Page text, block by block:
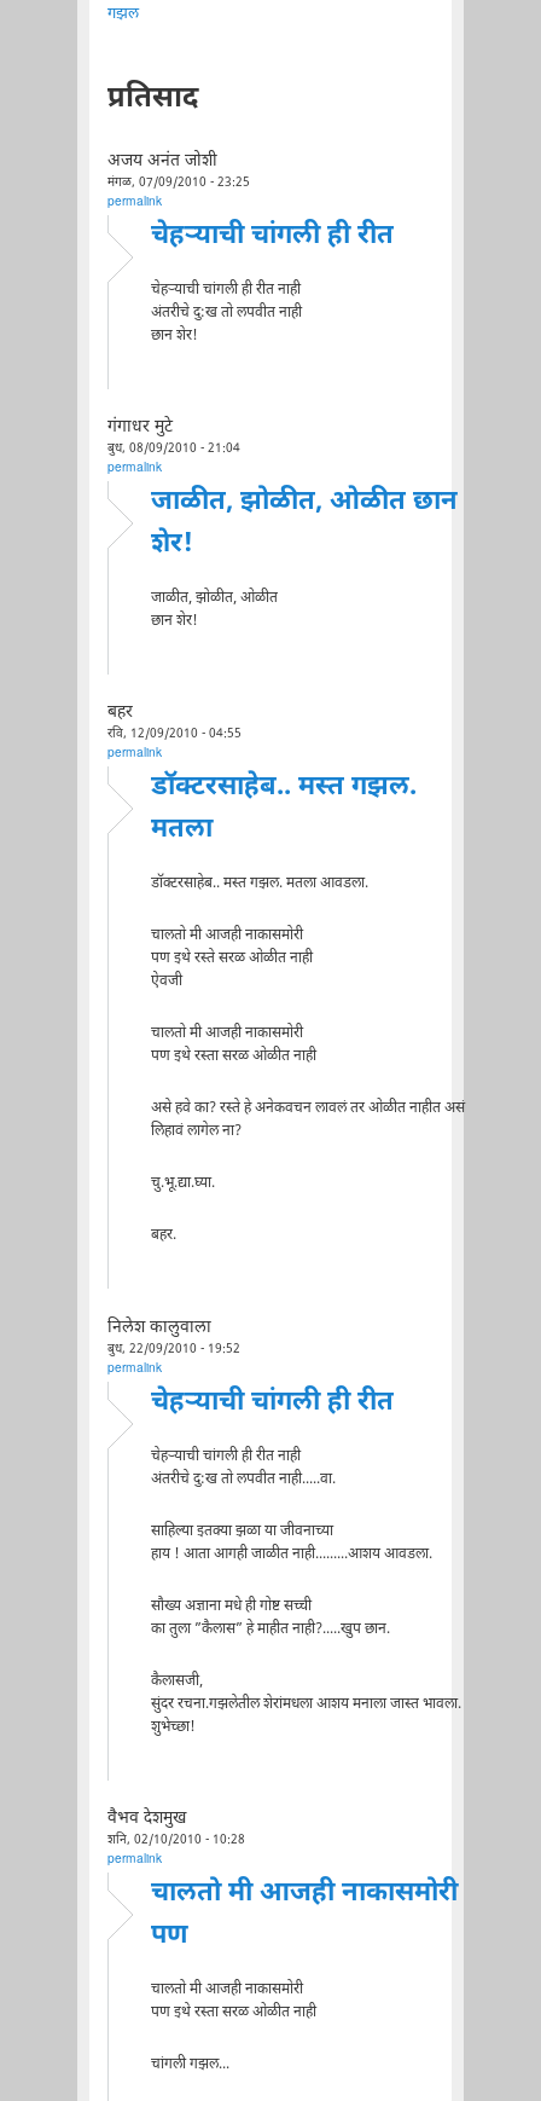
गझल
प्रतिसाद
अजय अनंत जोशी
मंगळ, 07/09/2010 - 23:25
permalink
चेहर्‍याची चांगली ही रीत
चेहर्‍याची चांगली ही रीत नाही
अंतरीचे दु:ख तो लपवीत नाही
छान शेर!
गंगाधर मुटे
बुध, 08/09/2010 - 21:04
permalink
जाळीत, झोळीत, ओळीत छान
शेर!
जाळीत, झोळीत, ओळीत
छान शेर!
बहर
रवि, 12/09/2010 - 04:55
permalink
डॉक्टरसाहेब.. मस्त गझल.
मतला
डॉक्टरसाहेब.. मस्त गझल. मतला आवडला.
चालतो मी आजही नाकासमोरी
पण इथे रस्ते सरळ ओळीत नाही
ऐवजी
चालतो मी आजही नाकासमोरी
पण इथे रस्ता सरळ ओळीत नाही
असे हवे का? रस्ते हे अनेकवचन लावलं तर ओळीत नाहीत असं
लिहावं लागेल ना?
चु.भू.द्या.घ्या.
बहर.
निलेश कालुवाला
बुध, 22/09/2010 - 19:52
permalink
चेहर्‍याची चांगली ही रीत
चेहर्‍याची चांगली ही रीत नाही
अंतरीचे दु:ख तो लपवीत नाही.....वा.
साहिल्या इतक्या झळा या जीवनाच्या
हाय ! आता आगही जाळीत नाही.........आशय आवडला.
सौख्य अज्ञाना मधे ही गोष्ट सच्ची
का तुला ”कैलास” हे माहीत नाही?.....खुप छान.
कैलासजी,
सुंदर रचना.गझलेतील शेरांमधला आशय मनाला जास्त भावला.
शुभेच्छा!
वैभव देशमुख
शनि, 02/10/2010 - 10:28
permalink
चालतो मी आजही नाकासमोरी
पण
चालतो मी आजही नाकासमोरी
पण इथे रस्ता सरळ ओळीत नाही
चांगली गझल...